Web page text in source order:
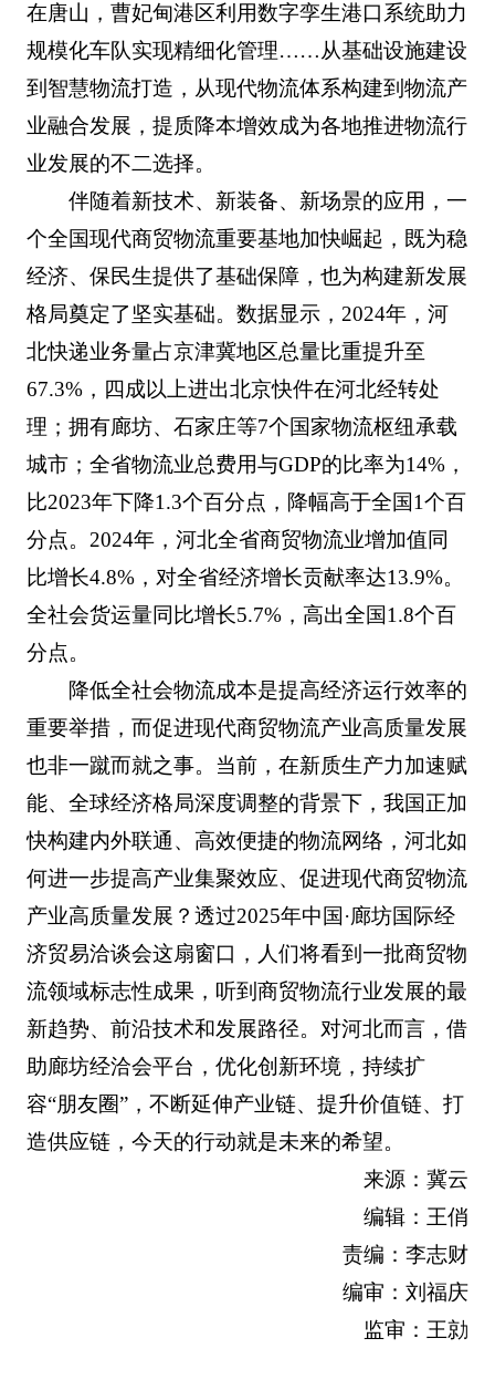
在唐山，曹妃甸港区利用数字孪生港口系统助力
规模化车队实现精细化管理……从基础设施建设
到智慧物流打造，从现代物流体系构建到物流产
业融合发展，提质降本增效成为各地推进物流行
业发展的不二选择。
伴随着新技术、新装备、新场景的应用，一
个全国现代商贸物流重要基地加快崛起，既为稳
经济、保民生提供了基础保障，也为构建新发展
格局奠定了坚实基础。数据显示，2024年，河
北快递业务量占京津冀地区总量比重提升至
67.3%，四成以上进出北京快件在河北经转处
理；拥有廊坊、石家庄等7个国家物流枢纽承载
城市；全省物流业总费用与GDP的比率为14%，
比2023年下降1.3个百分点，降幅高于全国1个百
分点。2024年，河北全省商贸物流业增加值同
比增长4.8%，对全省经济增长贡献率达13.9%。
全社会货运量同比增长5.7%，高出全国1.8个百
分点。
降低全社会物流成本是提高经济运行效率的
重要举措，而促进现代商贸物流产业高质量发展
也非一蹴而就之事。当前，在新质生产力加速赋
能、全球经济格局深度调整的背景下，我国正加
快构建内外联通、高效便捷的物流网络，河北如
何进一步提高产业集聚效应、促进现代商贸物流
产业高质量发展？透过2025年中国·廊坊国际经
济贸易洽谈会这扇窗口，人们将看到一批商贸物
流领域标志性成果，听到商贸物流行业发展的最
新趋势、前沿技术和发展路径。对河北而言，借
助廊坊经洽会平台，优化创新环境，持续扩
容“朋友圈”，不断延伸产业链、提升价值链、打
造供应链，今天的行动就是未来的希望。
来源：冀云
编辑：王俏
责编：李志财
编审：刘福庆
监审：王勍